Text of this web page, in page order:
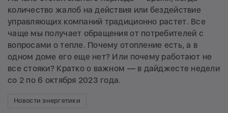
количество жалоб на действия или бездействие
управляющих компаний традиционно растет. Все
чаще мы получает обращения от потребителей с
вопросами о тепле. Почему отопление есть, а в
одном доме его еще нет? Или почему работают не
все стояки? Кратко о важном — в дайджесте недели
со 2 по 6 октября 2023 года.
Новости энергетики